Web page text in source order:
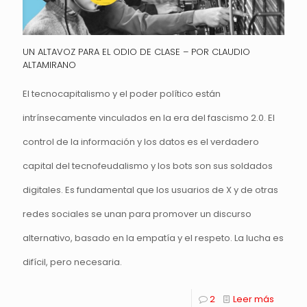
UN ALTAVOZ PARA EL ODIO DE CLASE – POR CLAUDIO
ALTAMIRANO
El tecnocapitalismo y el poder político están
intrínsecamente vinculados en la era del fascismo 2.0. El
control de la información y los datos es el verdadero
capital del tecnofeudalismo y los bots son sus soldados
digitales. Es fundamental que los usuarios de X y de otras
redes sociales se unan para promover un discurso
alternativo, basado en la empatía y el respeto. La lucha es
difícil, pero necesaria.
2 Leer más